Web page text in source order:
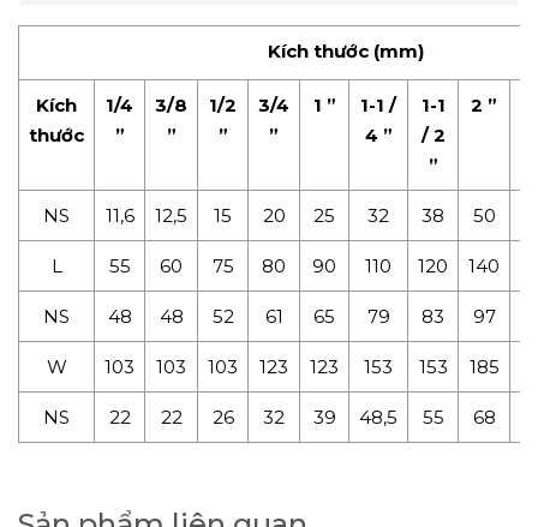
Kích thước (mm)
Kích
thước
1/4
”
3/8
”
1/2
”
3/4
”
1 ”
1-1 /
4 ”
1-1
/ 2
”
2 ”
NS 11,6 12,5 15 20 25 32 38 50
L 55 60 75 80 90 110 120 140
NS 48 48 52 61 65 79 83 97
W 103 103 103 123 123 153 153 185
NS 22 22 26 32 39 48,5 55 68